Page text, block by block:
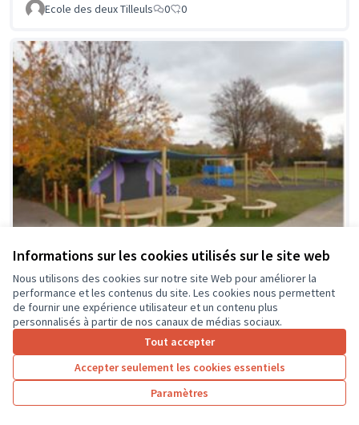
Informations sur les cookies utilisés sur le site web
Nous utilisons des cookies sur notre site Web pour améliorer la
performance et les contenus du site. Les cookies nous permettent
de fournir une expérience utilisateur et un contenu plus
personnalisés à partir de nos canaux de médias sociaux.
Tout accepter
Accepter seulement les cookies essentiels
Paramètres
Ecole des deux Tilleuls
0 0
La classe en dehors des murs
Soumis au vote
0 0